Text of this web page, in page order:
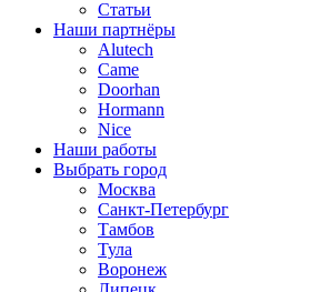
Статьи
Наши партнёры
Alutech
Came
Doorhan
Hormann
Nice
Наши работы
Выбрать город
Москва
Санкт-Петербург
Тамбов
Тула
Воронеж